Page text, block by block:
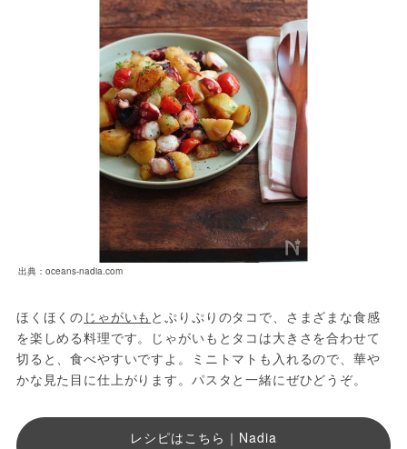
出典：oceans-nadia.com
ほくほくの じゃがいも とぷりぷりのタコで、さまざまな食感
を楽しめる料理です。じゃがいもとタコは大きさを合わせて
切ると、食べやすいですよ。ミニトマトも入れるので、華や
かな見た目に仕上がります。パスタと一緒にぜひどうぞ。
レシピはこちら｜Nadia